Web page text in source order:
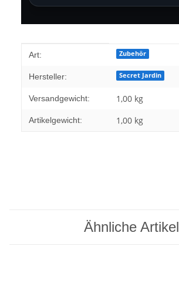
Produkteigenschaft
Wert
Art: Zubehör
Hersteller: Secret Jardin
Versandgewicht: 1,00 kg
Artikelgewicht: 1,00 kg
Ähnliche Artikel